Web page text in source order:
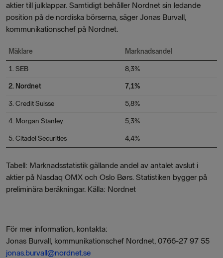
aktier till julklappar. Samtidigt behåller Nordnet sin ledande
position på de nordiska börserna, säger Jonas Burvall,
kommunikationschef på Nordnet.
Mäklare Marknadsandel
1. SEB 8,3%
2. Nordnet 7,1%
3. Credit Suisse 5,8%
4. Morgan Stanley 5,3%
5. Citadel Securities 4,4%
Tabell: Marknadsstatistik gällande andel av antalet avslut i
aktier på Nasdaq OMX och Oslo Børs. Statistiken bygger på
preliminära beräkningar. Källa: Nordnet
För mer information, kontakta:
Jonas Burvall, kommunikationschef Nordnet, 0766-27 97 55
jonas.burvall@nordnet.se